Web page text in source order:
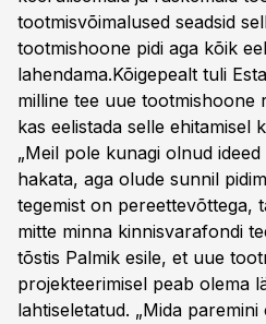
tootmisvõimalused seadsid
tootmishoone pidi aga kõik
lahendama.Kõigepealt tuli
milline tee uue tootmishoone
kas eelistada selle ehitamisel
„Meil pole kunagi olnud
hakata, aga olude sunnil
tegemist on pereettevõttega,
mitte minna kinnisvarafondi
tõstis Palmik esile, et uue
projekteerimisel peab olema
lahtiseletatud. „Mida